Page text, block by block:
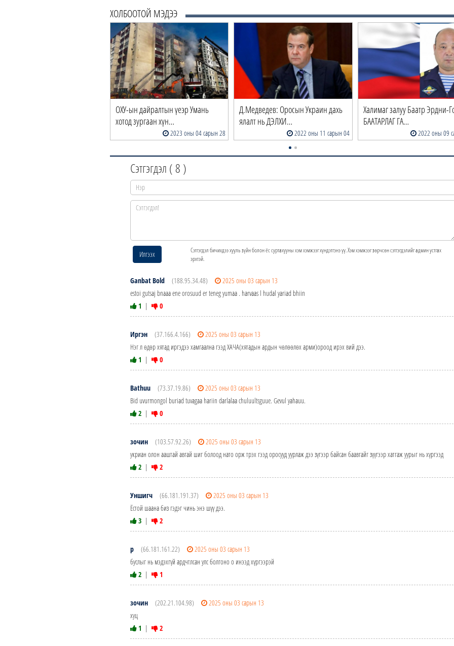
ХОЛБООТОЙ МЭДЭЭ
ОХУ-ын дайралтын үеэр Умань
хотод зургаан хүн…
2023 оны 04 сарын 28
Д.Медведев: Оросын Украин дахь
ялалт нь ДЭЛХИ…
2022 оны 11 сарын 04
Халимаг залуу Баатр Эрдни-
БААТАРЛАГ ГА…
2022 оны 09
Сэтгэгдэл (8 )
Илгээх
Сэтгэгдэл бичихдээ хууль зүйн болон ёс суртахууны хэм хэмжээг хүндэтгэнэ үү. Хэм хэмжээг зөрчсөн сэтгэгдэлийг админ устгах
эрхтэй.
Ganbat Bold (188.95.34.48)
2025 оны 03 сарын 13
estoi gutsaj bnaaa ene orosuud er teneg yumaa . harvaas l hudal yariad bhiin
1 | 0
Иргэн (37.166.4.166)
2025 оны 03 сарын 13
Нэг л өдөр хятад иргэдээ хамгаална гээд ХАЧА(хятадын ардын чөлөөлөх арми)ороод ирэх вий дээ.
1 | 0
Bathuu (73.37.19.86)
2025 оны 03 сарын 13
Bid uvurmongol buriad tuvagaa hariin darlalaa chuluultsguue. Gevul yahauu.
2 | 0
зочин (103.57.92.26)
2025 оны 03 сарын 13
укриан олон ааштай авгай шиг болоод нато орж трэх гээд оросууд уурлаж дээ зүгээр байсан баавгайг зүүгээр хатгаж уурыг нь хүргээд
2 | 2
Уншигч (66.181.191.37)
2025 оны 03 сарын 13
Ёстой шаана биз гэдэг чинь энэ шүү дээ.
3 | 2
р (66.181.161.22)
2025 оны 03 сарын 13
буслыг нь мэдэхгүй ардчтлсан улс болгоно о инээд хүргээрэй
2 | 1
зочин (202.21.104.98)
2025 оны 03 сарын 13
хуц
1 | 2